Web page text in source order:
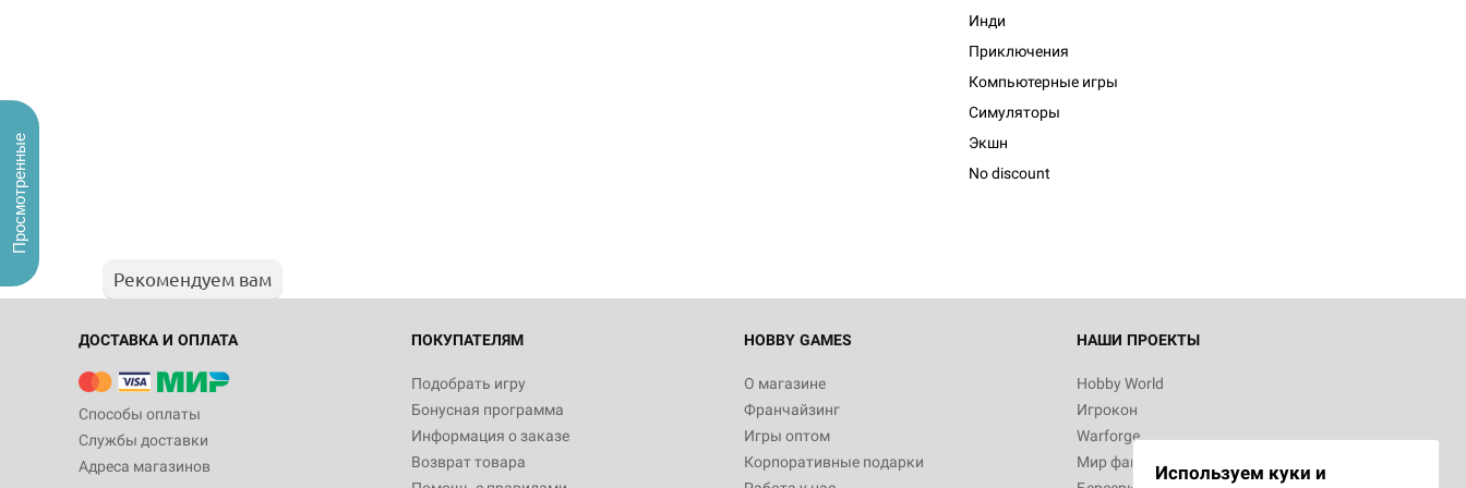
Инди
Приключения
Компьютерные игры
Симуляторы
Экшн
No discount
Рекомендуем вам
ДОСТАВКА И ОПЛАТА
Способы оплаты
Службы доставки
Адреса магазинов
ПОКУПАТЕЛЯМ
Подобрать игру
Бонусная программа
Информация о заказе
Возврат товара
HOBBY GAMES
О магазине
Франчайзинг
Игры оптом
Корпоративные подарки
НАШИ ПРОЕКТЫ
Hobby World
Игрокон
Warforge
Мир фантастикиИспользуем куки и
Просмотренные
Настольная игра Hobby World Журнал
"Мир фантастики. Спецвыпуск: Братья
империи: Боевая тревога
799
Настольная игра Hobby World Сумерки
империи. Четвёртая редакция: Грозовой
Рубеж